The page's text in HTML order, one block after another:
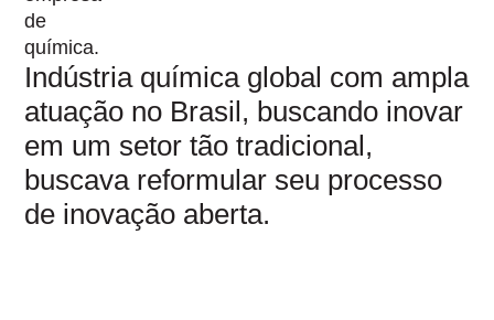
Indústria química global com ampla
atuação no Brasil, buscando inovar
em um setor tão tradicional,
buscava reformular seu processo
de inovação aberta.